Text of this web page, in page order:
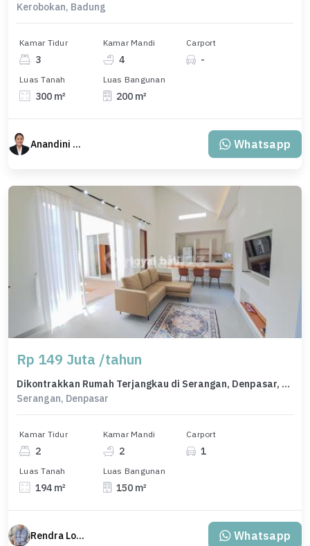
Kerobokan, Badung
Kamar Tidur
3
Kamar Mandi
4
Carport
-
Luas Tanah
300 m²
Luas Bangunan
200 m²
Anandini Property Whatsapp
Rp 149 Juta /tahun
Dikontrakkan Rumah Terjangkau di Serangan, Denpasar, LT 194m²
Serangan, Denpasar
Kamar Tidur
2
Kamar Mandi
2
Carport
1
Luas Tanah
194 m²
Luas Bangunan
150 m²
Rendra Loyal Whatsapp